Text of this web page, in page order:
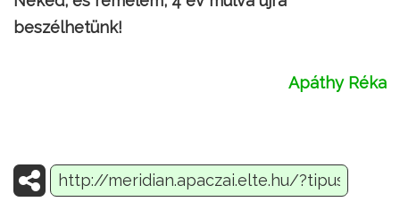
beszélhetünk!
Apáthy Réka